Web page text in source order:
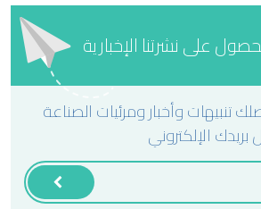
على نشرتنا الإخبارية
تنبيهات وأخبار ومرئيات الصناعة
الإلكتروني